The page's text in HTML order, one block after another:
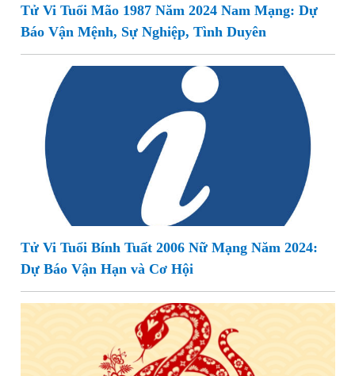
Tử Vi Tuổi Mão 1987 Năm 2024 Nam Mạng: Dự
Báo Vận Mệnh, Sự Nghiệp, Tình Duyên
Tử Vi Tuổi Bính Tuất 2006 Nữ Mạng Năm 2024:
Dự Báo Vận Hạn và Cơ Hội